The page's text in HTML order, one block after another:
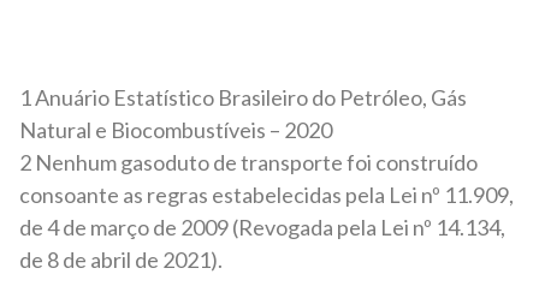
1 Anuário Estatístico Brasileiro do Petróleo, Gás
Natural e Biocombustíveis – 2020
2 Nenhum gasoduto de transporte foi construído
consoante as regras estabelecidas pela Lei nº 11.909,
de 4 de março de 2009 (Revogada pela Lei nº 14.134,
de 8 de abril de 2021).